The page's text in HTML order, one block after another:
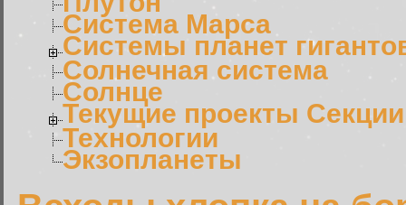
Система Марса
Системы планет
Солнечная система
Солнце
Текущие проекты Секции
Технологии
Экзопланеты